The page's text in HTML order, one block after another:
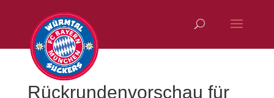
Rückrundenvorschau für